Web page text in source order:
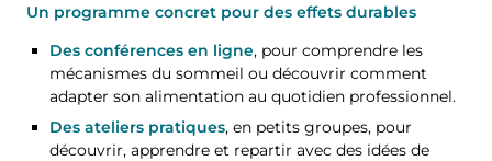
Un programme concret pour des effets durables
Des conférences en ligne, pour comprendre les
mécanismes du sommeil ou découvrir comment
adapter son alimentation au quotidien professionnel.
Des ateliers pratiques, en petits groupes, pour
découvrir, apprendre et repartir avec des idées de